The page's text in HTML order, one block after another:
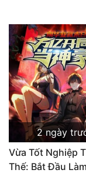
2 ngày
Vừa Tốt Nghiệp
Thế: Bắt Đầu